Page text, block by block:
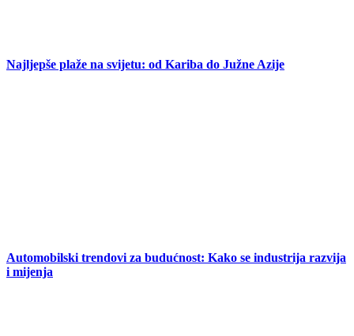
Najljepše plaže na svijetu: od Kariba do Južne Azije
Automobilski trendovi za budućnost: Kako se industrija razvija
i mijenja